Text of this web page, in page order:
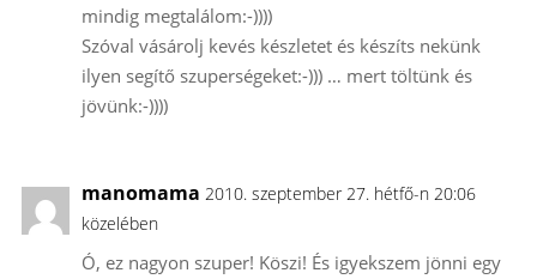
mindig megtalálom:-))))
Szóval vásárolj kevés készletet és készíts nekünk
ilyen segítő szuperségeket:-))) … mert töltünk és
jövünk:-))))
manomama 2010. szeptember 27. hétfő-n 20:06
közelében
Ó, ez nagyon szuper! Köszi! És igyekszem jönni egy